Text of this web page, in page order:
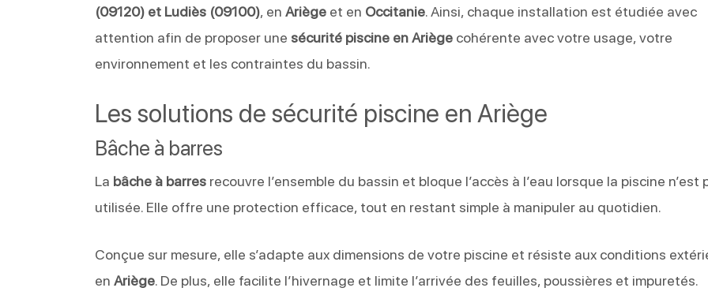
(09120) et Ludiès (09100), enAriège et en Occitanie. Ainsi, chaque installation est étudiée avec
attention afin de proposer une sécurité piscine en Ariège cohérente avec votre usage, votre
environnement et les contraintes du bassin.
Les solutions de sécurité piscine en Ariège
Bâche à barres
La bâche à barres recouvre l’ensemble du bassin et bloque l’accès à l’eau lorsque la piscine n’est
utilisée. Elle offre une protection efficace, tout en restant simple à manipuler au quotidien.
Conçue sur mesure, elle s’adapte aux dimensions de votre piscine et résiste aux conditions
enAriège. De plus, elle facilite l’hivernage et limite l’arrivée des feuilles, poussières et impuretés.